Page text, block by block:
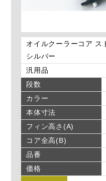
オイルクーラーコア
シルバー
汎用品
段数
カラー
本体寸法
フィン高さ(A)
コア全高(B)
品番
価格